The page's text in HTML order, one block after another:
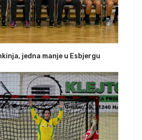
jedna manje u Esbjergu